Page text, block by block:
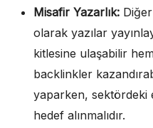
Misafir Yazarlık:
olarak yazılar
kitlesine ulaşabilir
backlinkler
yaparken, sektördeki
hedef alınmalıdır.